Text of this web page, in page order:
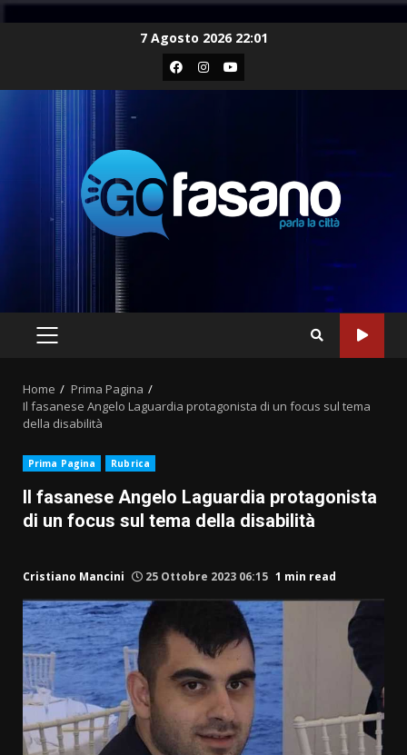
7 Agosto 2026 22:01
Facebook
Instagram
Youtube
PRIMARY
Home
Prima Pagina
Il fasanese Angelo Laguardia protagonista di un focus sul tema
della disabilità
Prima Pagina Rubrica
Il fasanese Angelo Laguardia protagonista
di un focus sul tema della disabilità
Cristiano Mancini 25 Ottobre 2023 06:15 1 min read